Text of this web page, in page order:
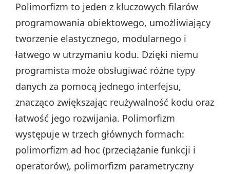
Polimorfizm to jeden z kluczowych filarów
programowania obiektowego, umożliwiający
tworzenie elastycznego, modularnego i
łatwego w utrzymaniu kodu. Dzięki niemu
programista może obsługiwać różne typy
danych za pomocą jednego interfejsu,
znacząco zwiększając reużywalność kodu oraz
łatwość jego rozwijania. Polimorfizm
występuje w trzech głównych formach:
polimorfizm ad hoc (przeciążanie funkcji i
operatorów), polimorfizm parametryczny